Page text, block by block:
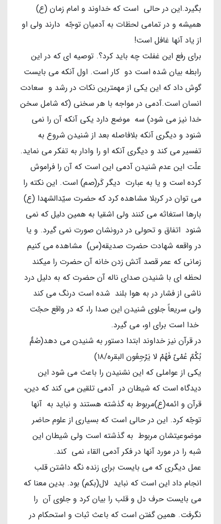
بگیرد.این در حالی است که خداوند و امام زمان (ع)
همیشه و در تمامی لحظات به آدمیان توجّه دارند ولی او
از یاد آنها غافل است!
برای رفع این غفلت چه باید کرد؟. توصیه ای که در این
رابطه بیان شده است دو کار است. اول آنکه می بایست
گوش داد که این یکی از مهمترین نکات در رشد و سعادت
انسان است.آدمی در مواجه با هر سخنی (که شامل سخن
خدا نیز می شود) سه موضع دارد یکی آنکه آن را نمی
شنود و دیگری آنکه بلافاصله بعد از شنیدن شروع به
تفسیر می کند و دیگری آنکه او را وادار به تفکر می نماید.
علّت این عدم شنیدن آدمی این است که آن را فراموش
کرده است و یا به عبارت دیگر کَر(صم) است. این نکته را
می توان در کربلا مشاهده کرد که حضرت سیّدالشهدا (ع)
بارها استغاثه می کنند ولی اشقیا به همین دلیل که نمی
شنود اتفاق و تحولی در درونشان صورت نمی گیرد. و یا
در واقعه شهادت حضرت صدیقه(س) مشاهده می کنیم
زمانی که عمر قصد آتش زدن خانه آن حضرت را میکند
لحظه ای با شنیدن صدای ناله آن حضرت که به دلیل درد
ناشی از فشار در به هوا بلند شده است درنگ می کند
ولی سریعاً جلوی شنیدن این صدا را، که در واقع حجّت
خدا است برای او، می گیرد.
در قرآن نیز خداوند ابتدا دستور به شنیدن می دهد(صُمٌّ
بُكْمٌ عُمْيٌ فَهُمْ لا يَرْجِعُون‏ البقره/۱۸)
یکی از عواملی که این نشنیدن را باعث می شود این
دیدگاه است که شیطان در آدمی تلقین می کند که دین،
قرآن و ائمه(ع)مربوط به گذشته هستند و نباید به آنها
توجّه کرد. این در حالی است که بسیاری از علوم حاضر
موضوعیتشان مربوط به گذشته است ولی شیطان این
شبه را در مورد آنها در فکر آدمی القاء نمی کند.
عمل دیگری که می بایست برای زنده نگه داشتن قلب
انجام داد این است که نباید لال(بکم) بود. بدین معنا که
می بایست حرف دل و قلب را بیان کرد و جلوی آن را
نگرفت. همین گفتن است که باعث ثبات و استحکام در